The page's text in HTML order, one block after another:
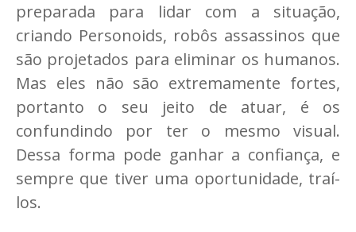
preparada para lidar com a situação,
criando Personoids, robôs assassinos que
são projetados para eliminar os humanos.
Mas eles não são extremamente fortes,
portanto o seu jeito de atuar, é os
confundindo por ter o mesmo visual.
Dessa forma pode ganhar a confiança, e
sempre que tiver uma oportunidade, traí-
los.